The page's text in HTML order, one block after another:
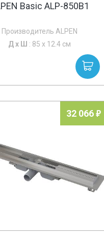
Basic ALP-850B1
Производитель ALPEN
Д х Ш : 85 x 12.4 см
32 066